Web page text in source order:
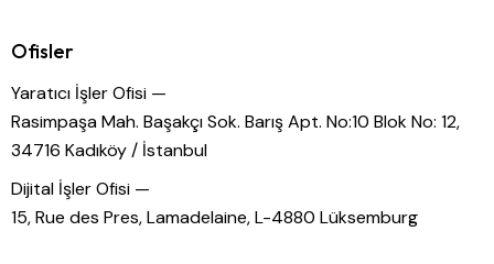
Ofisler
Yaratıcı İşler Ofisi —
Rasimpaşa Mah. Başakçı Sok. Barış Apt. No:10 Blok No: 12,
34716 Kadıköy / İstanbul
Dijital İşler Ofisi —
15, Rue des Pres, Lamadelaine, L-4880 Lüksemburg